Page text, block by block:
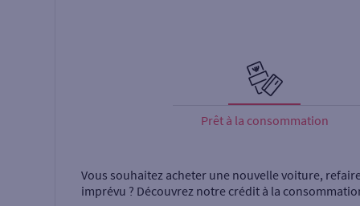
Prêt à la consommation
Vous souhaitez acheter une nouvelle voiture,
imprévu ? Découvrez notre crédit à la